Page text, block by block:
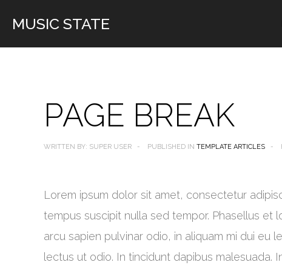
PAGE BREAK
WRITTEN BY: SUPER USER PUBLISHED IN TEMPLATE ARTICLES
Lorem ipsum dolor sit amet, consectetur
tempus suscipit nulla sed tempor. Phasellus et
arcu sapien pulvinar odio, in aliquam mi dui eu
lectus ut odio. In tincidunt dapibus
MUSIC STATE